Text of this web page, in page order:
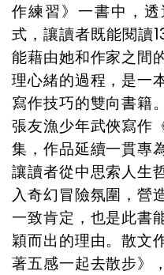
作練習》一書中，
式，讓讀者既能閱讀
能藉由她和作家之間
理心緒的過程，是一
寫作技巧的雙向書籍
張友漁少年武俠寫作
集，作品延續一貫專
讓讀者從中思索人生
入奇幻冒險氛圍，營
一致肯定，也是此書
穎而出的理由。散文
著五感一起去散步》